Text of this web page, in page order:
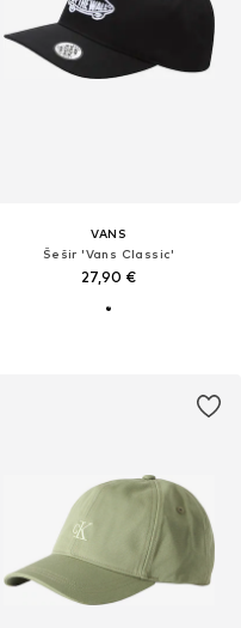
VANS
Šešir 'Vans Classic'
27,90 €